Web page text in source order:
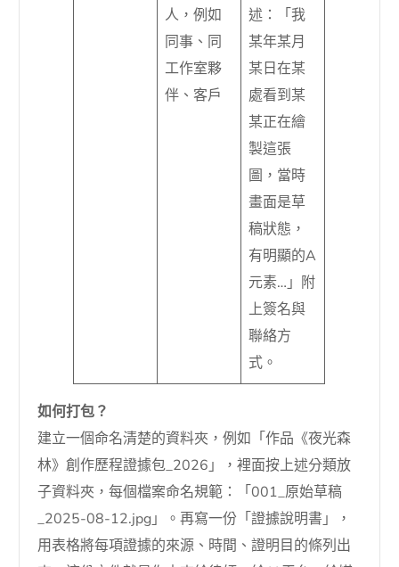
人，例如
同事、同
工作室夥
伴、客戶
述：「我
某年某月
某日在某
處看到某
某正在繪
製這張
圖，當時
畫面是草
稿狀態，
有明顯的A
元素…」附
上簽名與
聯絡方
式。
如何打包？
建立一個命名清楚的資料夾，例如「作品《夜光森
林》創作歷程證據包_2026」，裡面按上述分類放
子資料夾，每個檔案命名規範：「001_原始草稿
_2025-08-12.jpg」。再寫一份「證據說明書」，
用表格將每項證據的來源、時間、證明目的條列出